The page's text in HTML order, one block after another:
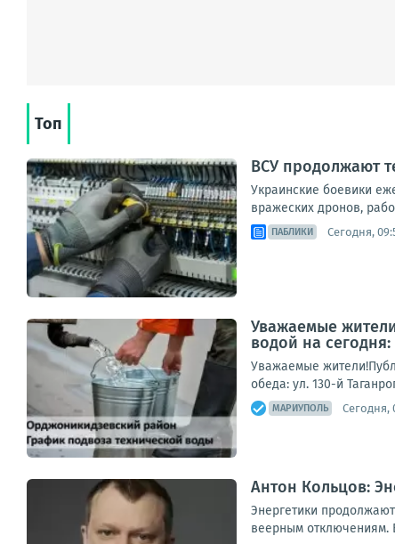
Топ
ВСУ продолжают
Украинские боевики
вражеских дронов,
ПАБЛИКИ Сегодня,
Уважаемые
водой на
Уважаемые
обеда: ул. 130-й
МАРИУПОЛЬ Сегодня,
Антон Кольцов:
Энергетики
веерным отключениям.